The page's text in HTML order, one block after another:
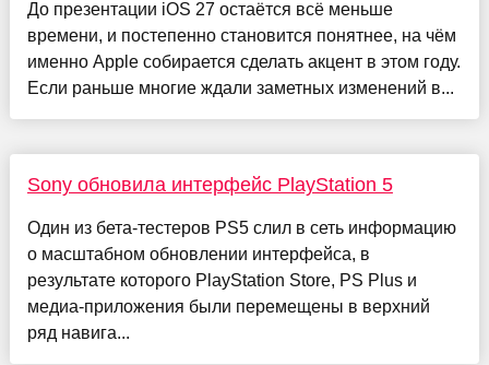
До презентации iOS 27 остаётся всё меньше
времени, и постепенно становится понятнее, на чём
именно Apple собирается сделать акцент в этом году.
Если раньше многие ждали заметных изменений в...
Sony обновила интерфейс PlayStation 5
Один из бета-тестеров PS5 слил в сеть информацию
о масштабном обновлении интерфейса, в
результате которого PlayStation Store, PS Plus и
медиа-приложения были перемещены в верхний
ряд навига...